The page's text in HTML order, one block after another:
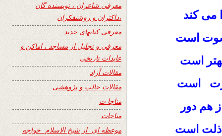
می کند
کسوت است
است
است
هم دور
ذلت است
معرفی شاعران ، نویسنده گان
،داکتران و روشنفکران
معرفی کتابهای جدید
معرفی و تجلیل از مساجد ، اماکن و
عابدات تاریخی
مقالات آزاد
مقالات جالب و پژوهشی
مناجا ت
مناجات
موعظه ای از شیخ الاسلام خواجه